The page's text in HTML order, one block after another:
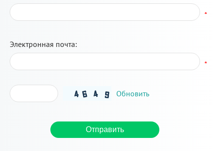
*
Электронная почта:
*
Обновить
Отправить